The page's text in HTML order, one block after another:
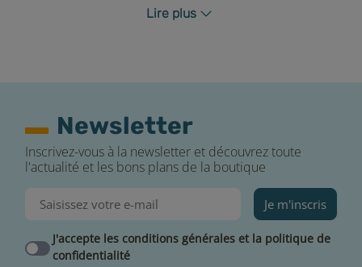
Profiter de votre e-liquide Serko dans les
Il est important de suivre ces quelques règles afin de
pouvoir savourer pleinement les saveurs de votre e-
liquide :
Lire plus
Newsletter
Inscrivez-vous à la newsletter et découvrez toute
l'actualité et les bons plans de la boutique
Je m'inscris
J'accepte les conditions générales et la politique de
confidentialité